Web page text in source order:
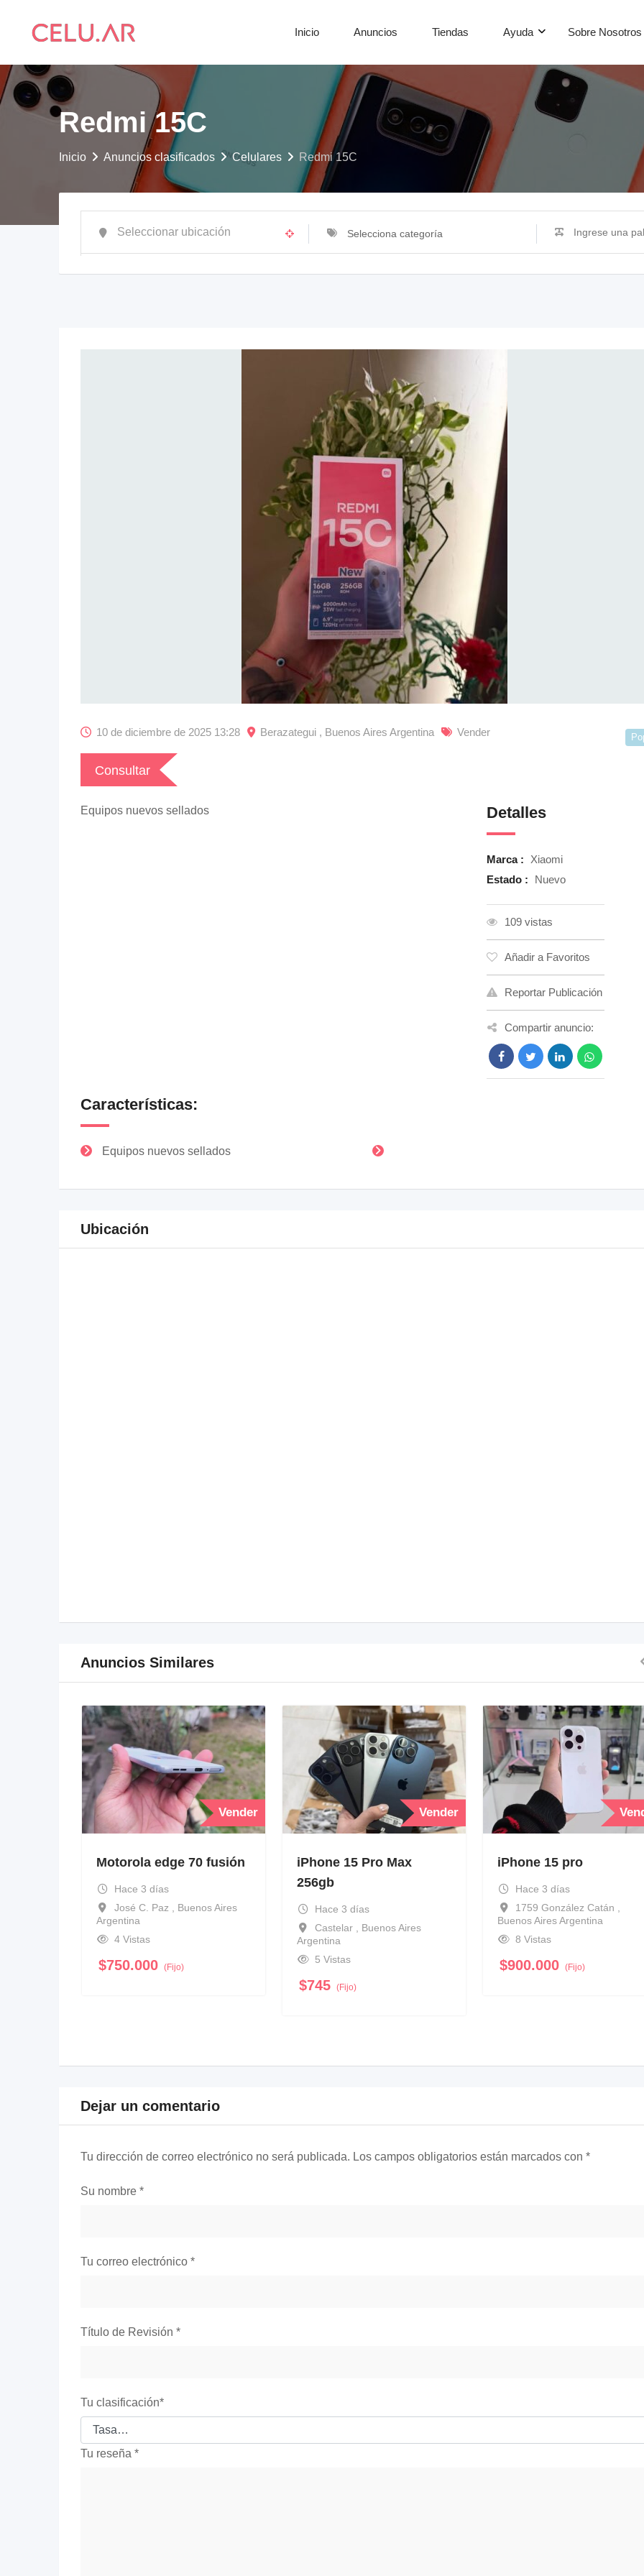
Inicio Anuncios Tiendas Ayuda Sobre Nosotros
Redmi 15C
Inicio Anuncios clasificados Celulares Redmi 15C
Selecciona categoría
10 de diciembre de 2025 13:28 Berazategui , Buenos Aires Argentina Vender
Consultar
Equipos nuevos sellados Detalles
Marca :
Xiaomi
Estado :
Nuevo
109 vistas
Añadir a Favoritos
Reportar Publicación
Compartir anuncio:
Características:
Equipos nuevos sellados
Ubicación
Anuncios Similares
Vender
Motorola edge 70 fusión
Hace 3 días
José C. Paz , Buenos Aires
Argentina
4 Vistas
$750.000 (Fijo)
Vender
iPhone 15 Pro Max
256gb
Hace 3 días
Castelar , Buenos Aires
Argentina
5 Vistas
$745 (Fijo)
iPhone 15 pro
Hace 3 días
1759 González Catán ,
Buenos Aires Argentina
8 Vistas
$900.000 (Fijo)
Dejar un comentario
Tu dirección de correo electrónico no será publicada. Los campos obligatorios están marcados con *
Su nombre *
Tu correo electrónico *
Título de Revisión *
Tu clasificación*
Tu reseña *